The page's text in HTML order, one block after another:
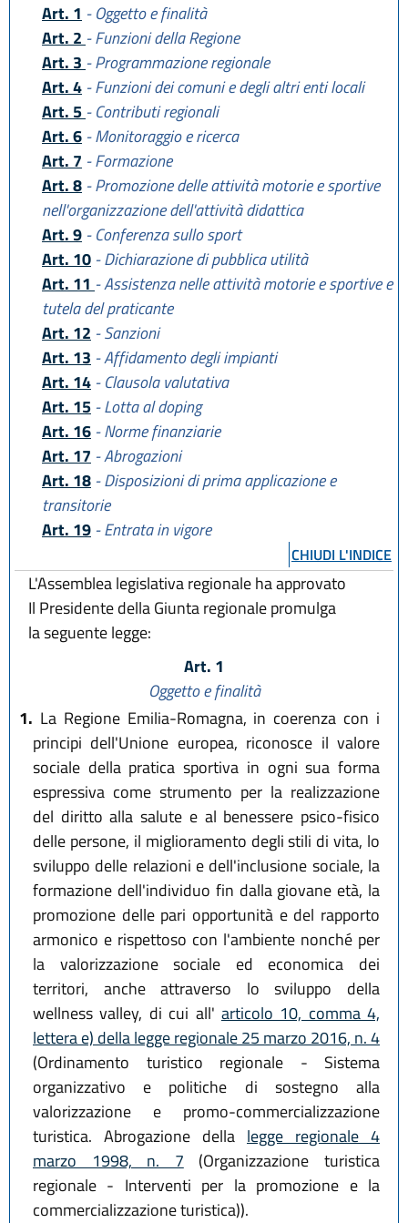
Art. 1 - Oggetto e finalità
Art. 2 - Funzioni della Regione
Art. 3 - Programmazione regionale
Art. 4 - Funzioni dei comuni e degli altri enti locali
Art. 5 - Contributi regionali
Art. 6 - Monitoraggio e ricerca
Art. 7 - Formazione
Art. 8 - Promozione delle attività motorie e sportive
nell'organizzazione dell'attività didattica
Art. 9 - Conferenza sullo sport
Art. 10 - Dichiarazione di pubblica utilità
Art. 11 - Assistenza nelle attività motorie e sportive e
tutela del praticante
Art. 12 - Sanzioni
Art. 13 - Affidamento degli impianti
Art. 14 - Clausola valutativa
Art. 15 - Lotta al doping
Art. 16 - Norme finanziarie
Art. 17 - Abrogazioni
Art. 18 - Disposizioni di prima applicazione e
transitorie
Art. 19 - Entrata in vigore
CHIUDI L'INDICE
L'Assemblea legislativa regionale ha approvato
Il Presidente della Giunta regionale promulga
la seguente legge:
Art. 1
Oggetto e finalità
1. La Regione Emilia-Romagna, in coerenza con i
principi dell'Unione europea, riconosce il valore
sociale della pratica sportiva in ogni sua forma
espressiva come strumento per la realizzazione
del diritto alla salute e al benessere psico-fisico
delle persone, il miglioramento degli stili di vita, lo
sviluppo delle relazioni e dell'inclusione sociale, la
formazione dell'individuo fin dalla giovane età, la
promozione delle pari opportunità e del rapporto
armonico e rispettoso con l'ambiente nonché per
la valorizzazione sociale ed economica dei
territori, anche attraverso lo sviluppo della
wellness valley, di cui all' articolo 10, comma 4,
lettera e) della legge regionale 25 marzo 2016, n. 4
(Ordinamento turistico regionale - Sistema
organizzativo e politiche di sostegno alla
valorizzazione e promo-commercializzazione
turistica. Abrogazione della legge regionale 4
marzo 1998, n. 7 (Organizzazione turistica
regionale - Interventi per la promozione e la
commercializzazione turistica)).